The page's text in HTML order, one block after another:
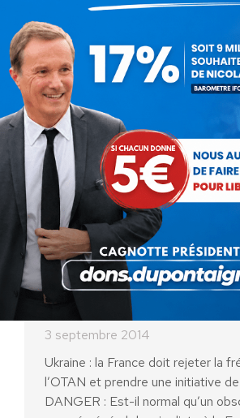
une fois de plus !
Communiqués
Debout La
3 septembre 2014
A la veille du sommet
de l'Atlantique Nord, l'Elysée a
mercredi 3 septembre, que la
suspendait la livraison du premier
Mistral à la Russie.…
Ukraine : la France doit
la frénésie de l’OTAN
une initiative de Paix
Par
3 septembre 2014
Ukraine : la France doit rejeter la
l’OTAN et prendre une initiative
DANGER : Est-il normal qu’un